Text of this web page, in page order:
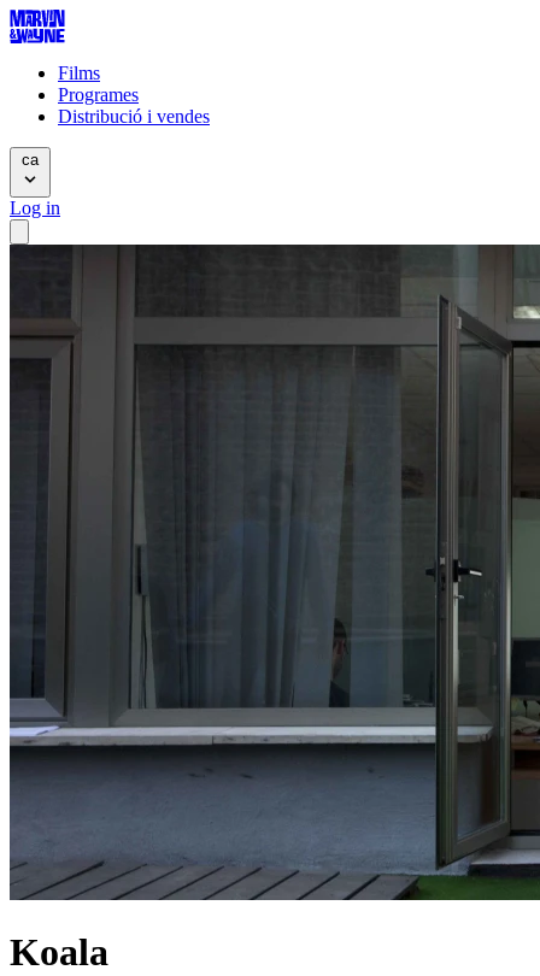
Films
Programes
Distribució i vendes
ca
Log in
Koala